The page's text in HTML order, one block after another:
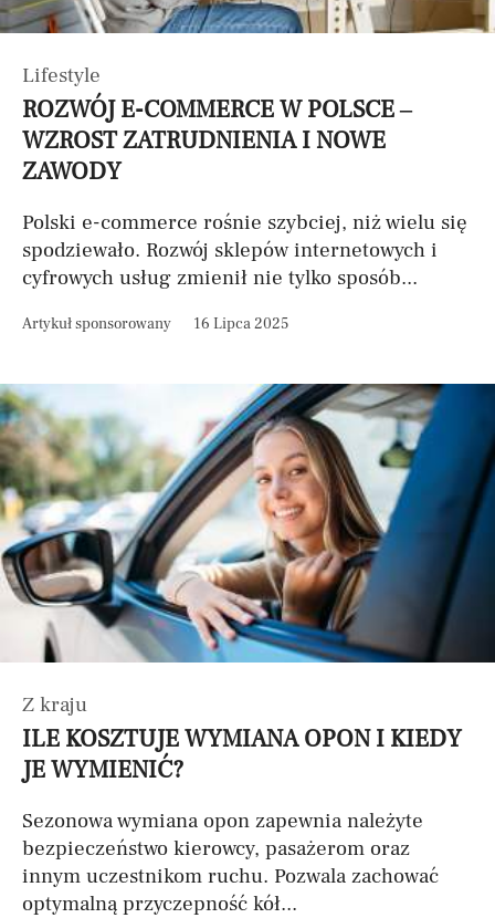
Lifestyle
ROZWÓJ E-COMMERCE W POLSCE –
WZROST ZATRUDNIENIA I NOWE
ZAWODY
Polski e-commerce rośnie szybciej, niż wielu się
spodziewało. Rozwój sklepów internetowych i
cyfrowych usług zmienił nie tylko sposób...
Artykuł sponsorowany 16 Lipca 2025
Z kraju
ILE KOSZTUJE WYMIANA OPON I KIEDY
JE WYMIENIĆ?
Sezonowa wymiana opon zapewnia należyte
bezpieczeństwo kierowcy, pasażerom oraz
innym uczestnikom ruchu. Pozwala zachować
optymalną przyczepność kół...